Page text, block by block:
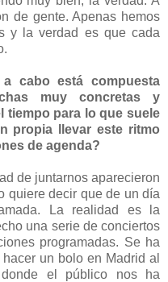
de gente. Apenas hemos
y la verdad es que cada
cabo está compuesta
muy concretas y
tiempo para lo que suele
propia llevar este ritmo
de agenda?
de juntarnos aparecieron
quiere decir que de un día
La realidad es la
una serie de conciertos
programadas. Se ha
un bolo en Madrid al
el público nos ha